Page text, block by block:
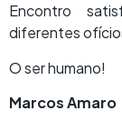
Encontro
diferentes
O ser humano!
Marcos Amaro